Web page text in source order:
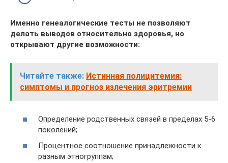
Именно генеалогические тесты не позволяют
делать выводов относительно здоровья, но
открывают другие возможности:
Читайте также: Истинная полицитемия:
симптомы и прогноз излечения эритремии
Определение родственных связей в пределах 5-6
поколений;
Процентное соотношение принадлежности к
разным этногруппам;